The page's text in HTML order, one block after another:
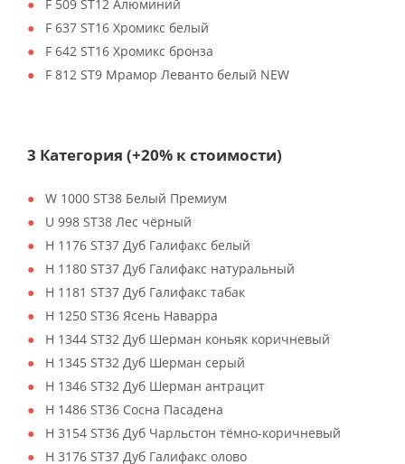
F 509 ST12 Алюминий
F 637 ST16 Хромикс белый
F 642 ST16 Хромикс бронза
F 812 ST9 Мрамор Леванто белый NEW
3 Категория (+20% к стоимости)
W 1000 ST38 Белый Премиум
U 998 ST38 Лес чёрный
H 1176 ST37 Дуб Галифакс белый
H 1180 ST37 Дуб Галифакс натуральный
H 1181 ST37 Дуб Галифакс табак
H 1250 ST36 Ясень Наварра
H 1344 ST32 Дуб Шерман коньяк коричневый
H 1345 ST32 Дуб Шерман серый
H 1346 ST32 Дуб Шерман антрацит
H 1486 ST36 Сосна Пасадена
H 3154 ST36 Дуб Чарльстон тёмно-коричневый
H 3176 ST37 Дуб Галифакс олово